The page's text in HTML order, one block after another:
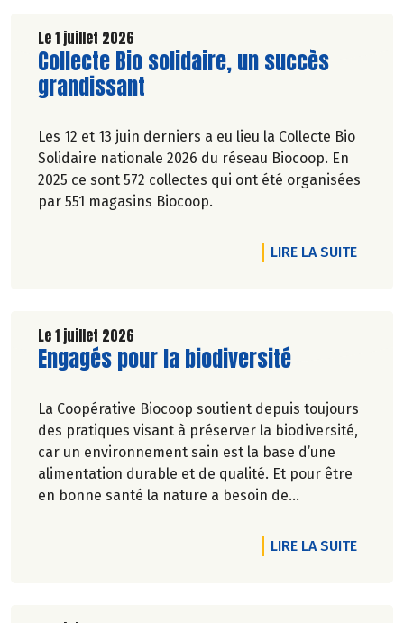
territoire. Nous y étions à la fin de l'hiver. Suivez-
nous.
Pascale Solana.
Le 1 juillet 2026
Lire la suite de l'article
Collecte Bio solidaire, un succès
grandissant
Les 12 et 13 juin derniers a eu lieu la Collecte Bio
Solidaire nationale 2026 du réseau Biocoop. En
2025 ce sont 572 collectes qui ont été organisées
par 551 magasins Biocoop.
LIRE LA SUITEDE
Le 1 juillet 2026
Lire la suite de l'article
Engagés pour la biodiversité
La Coopérative Biocoop soutient depuis toujours
des pratiques visant à préserver la biodiversité,
car un environnement sain est la base d’une
alimentation durable et de qualité. Et pour être
en bonne santé la nature a besoin de
LIRE LA SUITEDE